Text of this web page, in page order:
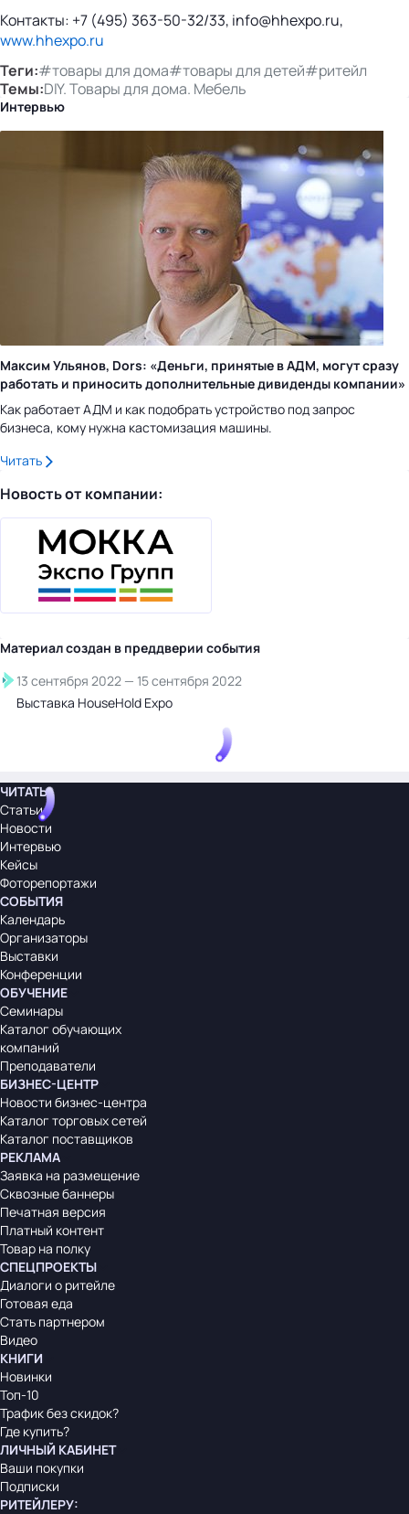
Контакты: +7 (495) 363-50-32/33, info@hhexpo.ru,
www.hhexpo.ru
Теги:#товары для дома#товары для детей#ритейл
Темы:DIY. Товары для дома. Мебель
Интервью
Максим Ульянов, Dors: «Деньги, принятые в АДМ, могут сразу
работать и приносить дополнительные дивиденды компании»
Как работает АДМ и как подобрать устройство под запрос
бизнеса, кому нужна кастомизация машины.
Читать
Новость от компании:
Материал создан в преддверии события
13 сентября 2022 — 15 сентября 2022
Выставка HouseHold Expo
ЧИТАТЬ
Статьи
Новости
Интервью
Кейсы
Фоторепортажи
СОБЫТИЯ
Календарь
Организаторы
Выставки
Конференции
ОБУЧЕНИЕ
Семинары
Каталог обучающих
компаний
Преподаватели
БИЗНЕС-ЦЕНТР
Новости бизнес-центра
Каталог торговых сетей
Каталог поставщиков
РЕКЛАМА
Заявка на размещение
Сквозные баннеры
Печатная версия
Платный контент
Товар на полку
СПЕЦПРОЕКТЫ
Диалоги о ритейле
Готовая еда
Стать партнером
Видео
КНИГИ
Новинки
Топ-10
Трафик без скидок?
Где купить?
ЛИЧНЫЙ КАБИНЕТ
Ваши покупки
Подписки
РИТЕЙЛЕРУ: